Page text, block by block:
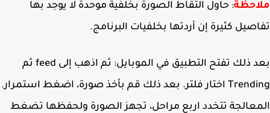
: حاول التقاط الصورة بخلفية موحدة لا يوجد بها
كثيرة إن أردتها بخلفيات البرنامج.
بعد ذلك تفتح التطبيق في الموبايل: ثم اذهب إلى feed ثم
Trending اختار فلتر. بعد ذلك قم بأخذ صورة، اضغط استمرار.
تتخدد اربع مراحل، تجهز الصورة ولحفظها تضغط